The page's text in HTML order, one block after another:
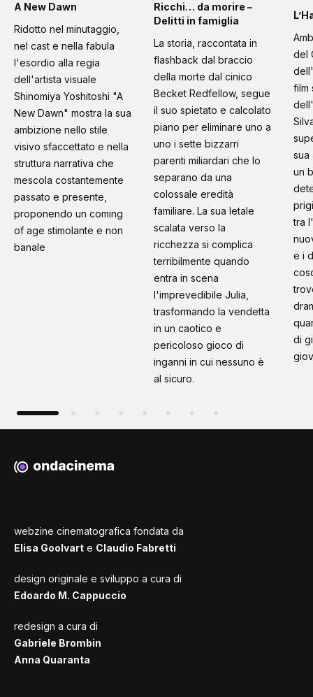
A New Dawn
Ridotto nel minutaggio,
nel cast e nella fabula
l'esordio alla regia
dell'artista visuale
Shinomiya Yoshitoshi "A
New Dawn" mostra la sua
ambizione nello stile
visivo sfaccettato e nella
struttura narrativa che
mescola costantemente
passato e presente,
proponendo un coming
of age stimolante e non
banale
Ricchi… da morire –
Delitti in famiglia
La storia, raccontata in
flashback dal braccio
della morte dal cinico
Becket Redfellow, segue
il suo spietato e calcolato
piano per eliminare uno a
uno i sette bizzarri
parenti miliardari che lo
separano da una
colossale eredità
familiare. La sua letale
scalata verso la
ricchezza si complica
terribilmente quando
entra in scena
l'imprevedibile Julia,
trasformando la vendetta
in un caotico e
pericoloso gioco di
inganni in cui nessuno è
al sicuro.
del
film
sua
un
tra
e i
di
webzine cinematografica fondata da
Elisa Goolvart e Claudio Fabretti
design originale e sviluppo a cura di
Edoardo M. Cappuccio
redesign a cura di
Gabriele Brombin
Anna Quaranta